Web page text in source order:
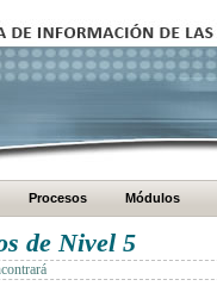
Procesos Módulos
de Nivel 5